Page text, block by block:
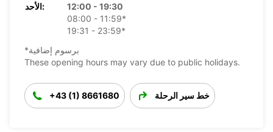
الأحد:
12:00 - 19:30
08:00 - 11:59*
19:31 - 23:59*
*برسوم إضافية
These opening hours may vary due to public holidays.
+43 (1) 8661680 خط سير الرحلة